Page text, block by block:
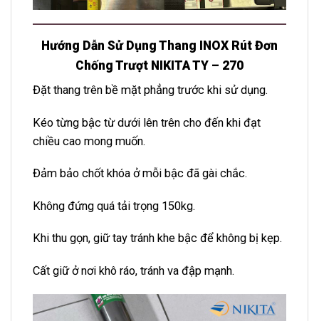
Hướng Dẫn Sử Dụng Thang INOX Rút Đơn
Chống Trượt NIKITA TY – 270
Đặt thang trên bề mặt phẳng trước khi sử dụng.
Kéo từng bậc từ dưới lên trên cho đến khi đạt
chiều cao mong muốn.
Đảm bảo chốt khóa ở mỗi bậc đã gài chắc.
Không đứng quá tải trọng 150kg.
Khi thu gọn, giữ tay tránh khe bậc để không bị kẹp.
Cất giữ ở nơi khô ráo, tránh va đập mạnh.